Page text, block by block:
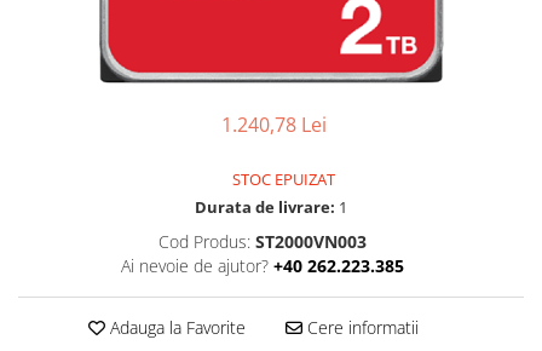
Gaming PC & Console
Desk Gaming
Microfoane & Casti Gaming
Periferice PC
Camere Web
1.240,78 Lei
STOC EPUIZAT
Durata de livrare: 1
Cod Produs: ST2000VN003
Ai nevoie de ajutor? +40 262.223.385
Adauga la Favorite Cere informatii